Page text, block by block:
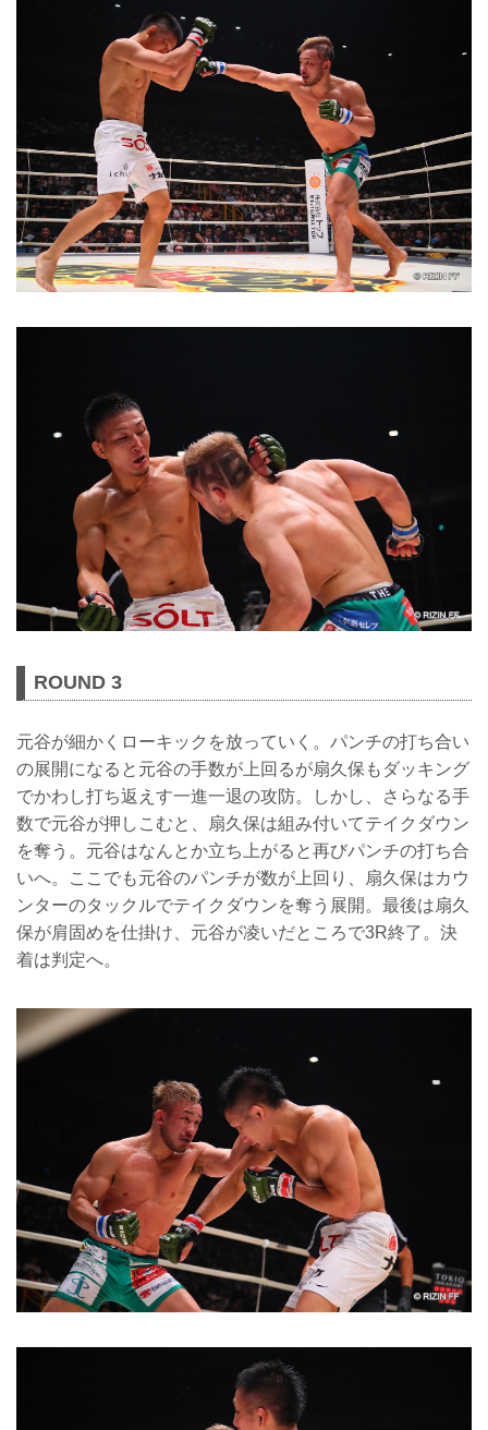
ROUND 3
元谷が細かくローキックを放っていく。パンチの打ち合い
の展開になると元谷の手数が上回るが扇久保もダッキング
でかわし打ち返えす一進一退の攻防。しかし、さらなる手
数で元谷が押しこむと、扇久保は組み付いてテイクダウン
を奪う。元谷はなんとか立ち上がると再びパンチの打ち合
いへ。ここでも元谷のパンチが数が上回り、扇久保はカウ
ンターのタックルでテイクダウンを奪う展開。最後は扇久
保が肩固めを仕掛け、元谷が凌いだところで3R終了。決
着は判定へ。